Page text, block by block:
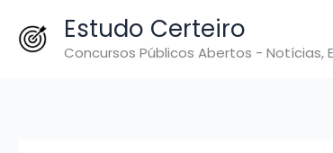
para
Estudo Certeiro
Concursos Públicos Abertos - Notícias,